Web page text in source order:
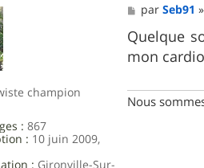
champion
: 867
: 10 juin 2009,
: Gironville-Sur-
M
e
s
s
a
parSeb91
Quelque
mon
Nous